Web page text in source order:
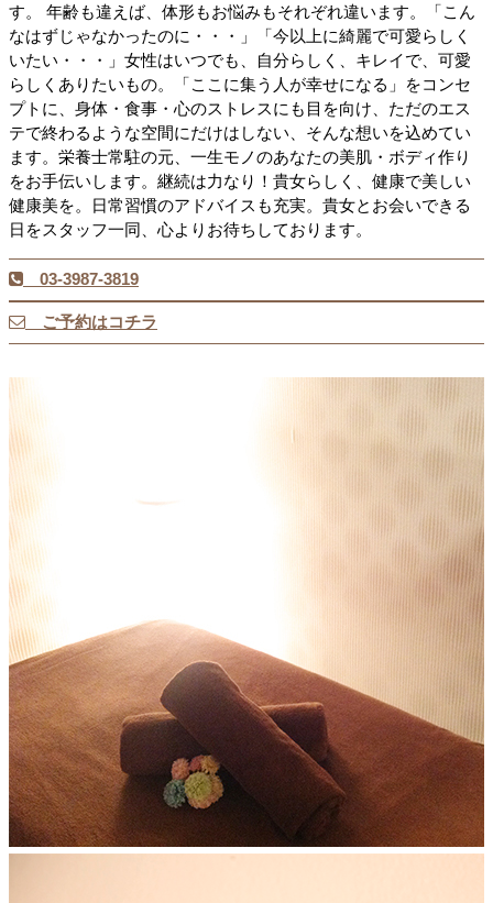
す。 年齢も違えば、体形もお悩みもそれぞれ違います。「こん
なはずじゃなかったのに・・・」「今以上に綺麗で可愛らしく
いたい・・・」女性はいつでも、自分らしく、キレイで、可愛
らしくありたいもの。「ここに集う人が幸せになる」をコンセ
プトに、身体・食事・心のストレスにも目を向け、ただのエス
テで終わるような空間にだけはしない、そんな想いを込めてい
ます。栄養士常駐の元、一生モノのあなたの美肌・ボディ作り
をお手伝いします。継続は力なり！貴女らしく、健康で美しい
健康美を。日常習慣のアドバイスも充実。貴女とお会いできる
日をスタッフ一同、心よりお待ちしております。
03-3987-3819
ご予約はコチラ